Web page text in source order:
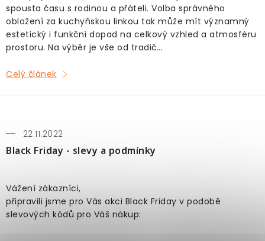
spousta času s rodinou a přáteli. Volba správného
obložení za kuchyňskou linkou tak může mít významný
estetický i funkční dopad na celkový vzhled a atmosféru
prostoru. Na výběr je vše od tradič...
Celý článek
Black Friday - slevy a podmínky
22.11.2022
Vážení zákazníci,
připravili jsme pro Vás akci Black Friday v podobě
slevových kódů pro Váš nákup: